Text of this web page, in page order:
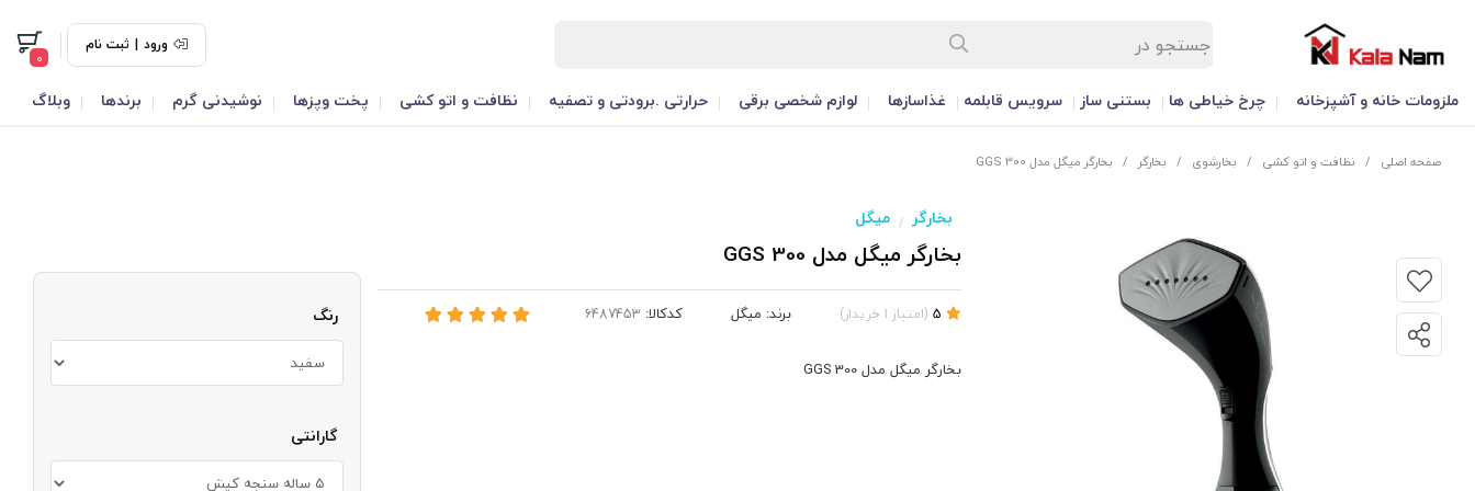
ورود | ثبت نام
0
ملزومات خانه و آشپزخانه چرخ خیاطی ها بستنی ساز سرویس قابلمه غذاسازها لوازم شخصی برقی حرارتی .برودتی و تصفیه نظافت و اتو کشی پخت وپزها نوشیدنی گرم برندها وبلاگ
صفحه اصلی / نظافت و اتو کشی / بخارشوی / بخارگر / بخارگر میگل مدل GGS 300
بخارگر / میگل
بخارگر میگل مدل GGS 300
(امتیاز 1 خریدار) برند: میگل کدکالا:
بخارگر میگل مدل GGS 300
رنگ
گارانتی